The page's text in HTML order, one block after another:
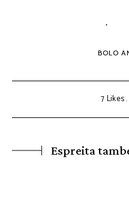
BOLO
7Likes
Espreita